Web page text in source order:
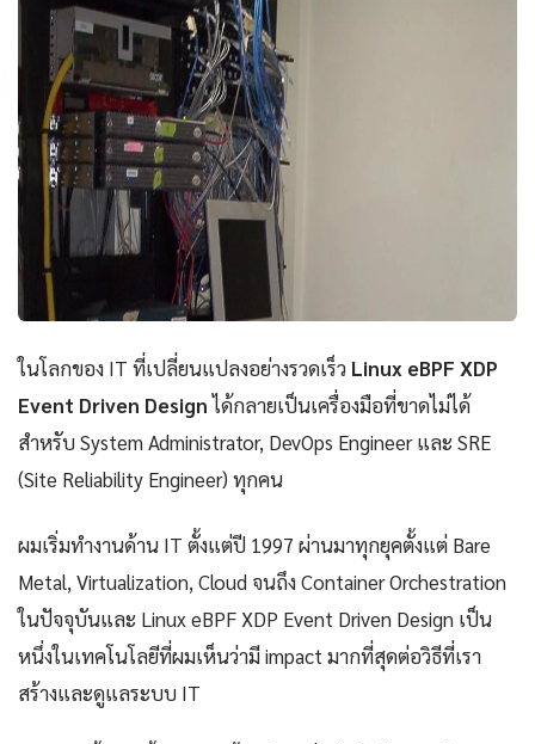
ในโลกของ IT ที่เปลี่ยนแปลงอย่างรวดเร็ว Linux eBPF XDP
Event Driven Designได้กลายเป็นเครื่องมือที่ขาดไม่ได้
สำหรับ System Administrator, DevOps Engineer และ SRE
(Site Reliability Engineer) ทุกคน
ผมเริ่มทำงานด้าน IT ตั้งแต่ปี 1997 ผ่านมาทุกยุคตั้งแต่ Bare
Metal, Virtualization, Cloud จนถึง Container Orchestration
ในปัจจุบันและ Linux eBPF XDP Event Driven Design เป็น
หนึ่งในเทคโนโลยีที่ผมเห็นว่ามี impact มากที่สุดต่อวิธีที่เรา
สร้างและดูแลระบบ IT